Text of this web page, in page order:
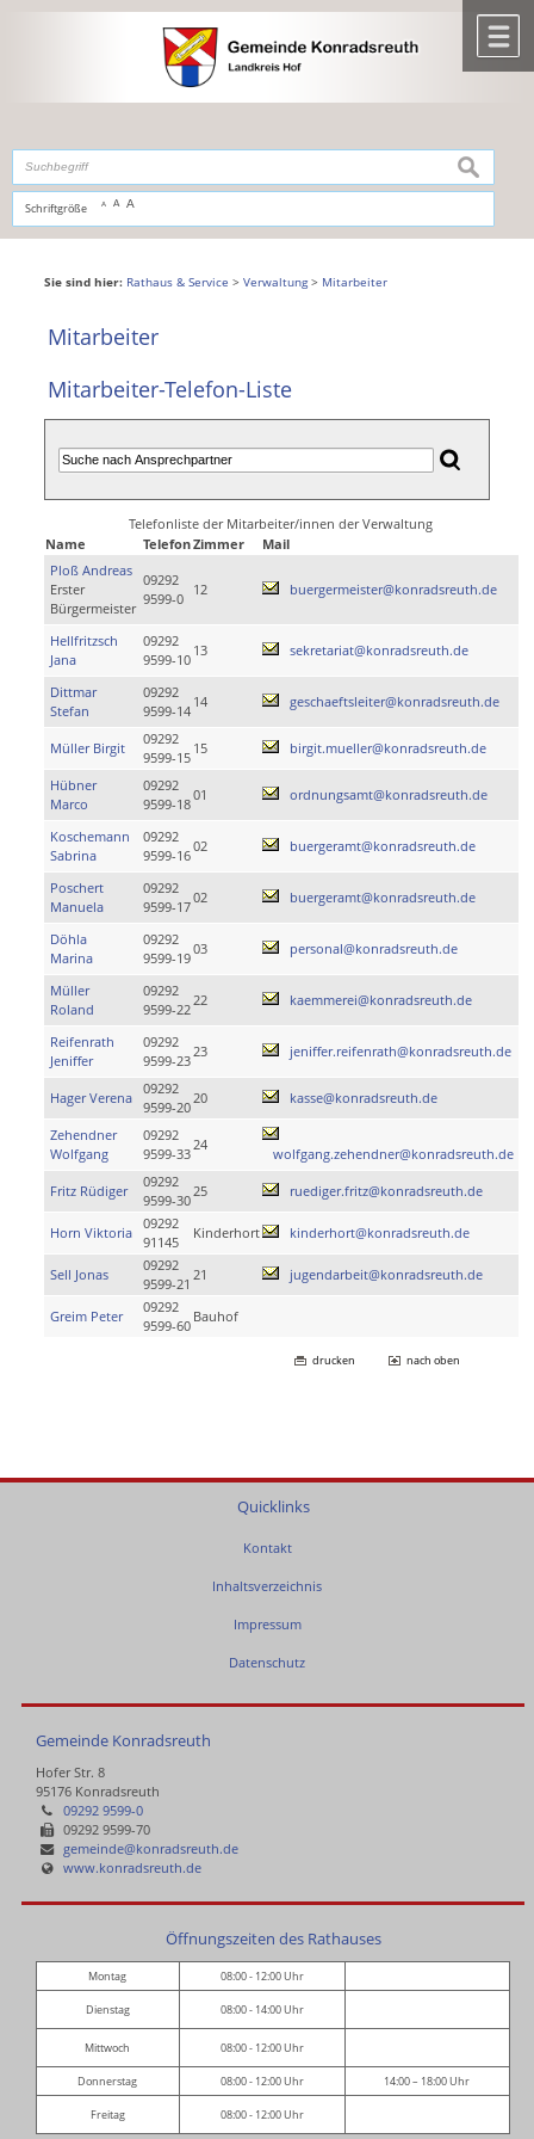
,zur Navigationoderzur Startseitespringen.
Schriftgröße A A A
suchen
Sie sind hier: Rathaus & Service > Verwaltung> Mitarbeiter
Mitarbeiter
Mitarbeiter-Telefon-Liste
Telefonliste der Mitarbeiter/innen der Verwaltung
Name
TelefonZimmer
Mail
Ploß Andreas
Erster
Bürgermeister
09292
9599-0
12 buergermeister@konradsreuth.de
Hellfritzsch
Jana
09292
9599-10
13 sekretariat@konradsreuth.de
Dittmar
Stefan
09292
9599-14
14 geschaeftsleiter@konradsreuth.de
Müller Birgit
09292
9599-15
15 birgit.mueller@konradsreuth.de
Hübner
Marco
09292
9599-18
01 ordnungsamt@konradsreuth.de
Koschemann
Sabrina
09292
9599-16
02 buergeramt@konradsreuth.de
Poschert
Manuela
09292
9599-17
02 buergeramt@konradsreuth.de
Döhla
Marina
09292
9599-19
03 personal@konradsreuth.de
Müller
Roland
09292
9599-22
22 kaemmerei@konradsreuth.de
Reifenrath
Jeniffer
09292
9599-23
23 jeniffer.reifenrath@konradsreuth.de
Hager Verena
09292
9599-20
20 kasse@konradsreuth.de
Zehendner
Wolfgang
09292
9599-33
24
wolfgang.zehendner@konradsreuth.de
Fritz Rüdiger
09292
9599-30
25 ruediger.fritz@konradsreuth.de
Horn Viktoria
09292
91145
Kinderhort kinderhort@konradsreuth.de
Sell Jonas
09292
9599-21
21 jugendarbeit@konradsreuth.de
Greim Peter
09292
9599-60
Bauhof
drucken nach oben
Quicklinks
Kontakt
Inhaltsverzeichnis
Impressum
Datenschutz
Gemeinde Konradsreuth
Hofer Str. 8
95176 Konradsreuth
09292 9599-0
09292 9599-70
gemeinde@konradsreuth.de
www.konradsreuth.de
Öffnungszeiten des Rathauses
Montag 08:00 - 12:00 Uhr
Dienstag 08:00 - 14:00 Uhr
Mittwoch 08:00 - 12:00 Uhr
Donnerstag 08:00 - 12:00 Uhr 14:00 – 18:00 Uhr
Freitag 08:00 - 12:00 Uhr